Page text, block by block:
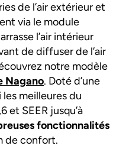
de l’air extérieur et
via le module
l’air intérieur
de diffuser de l’air
notre modèle
Nagano. Doté d’une
meilleures du
et SEER jusqu’à
fonctionnalités
de confort.